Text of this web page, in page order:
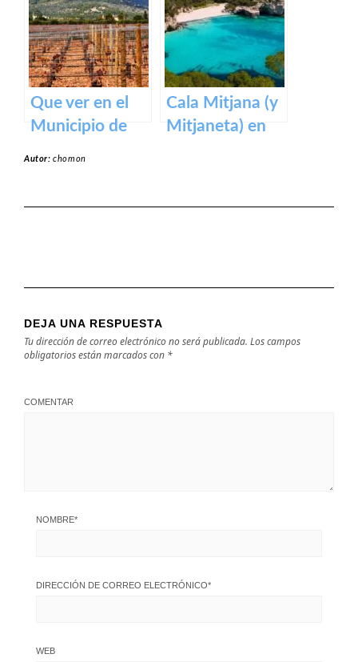
Menorca
Que ver en el
Municipio de
Cala Mitjana (y
Mitjaneta) en
Autor:chomon
DEJA UNA RESPUESTA
Tu dirección de correo electrónico no será publicada. Los campos
obligatorios están marcados con *
COMENTAR
NOMBRE*
DIRECCIÓN DE CORREO ELECTRÓNICO*
WEB